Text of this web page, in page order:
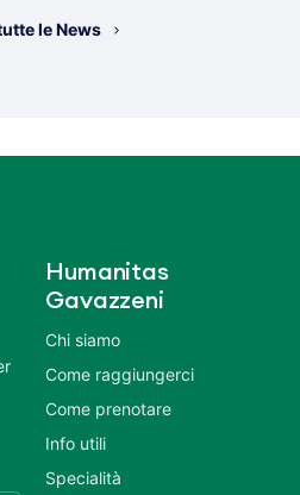
le News
Humanitas
Gavazzeni
Chi siamo
Come raggiungerci
Come prenotare
Info utili
Specialità